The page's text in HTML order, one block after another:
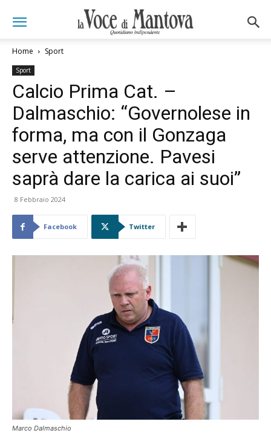
Home Sport
Sport
Calcio Prima Cat. –
Dalmaschio: “Governolese in
forma, ma con il Gonzaga
serve attenzione. Pavesi
saprà dare la carica ai suoi”
8 Febbraio 2024
Facebook Twitter
Marco Dalmaschio